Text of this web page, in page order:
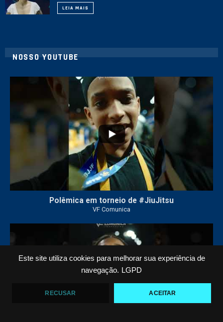
Este site utiliza cookies para melhorar sua experiência de
navegação. LGPD
RECUSAR ACEITAR
LEIA MAIS
NOSSO YOUTUBE
Polêmica em torneio de #JiuJitsu
VF Comunica